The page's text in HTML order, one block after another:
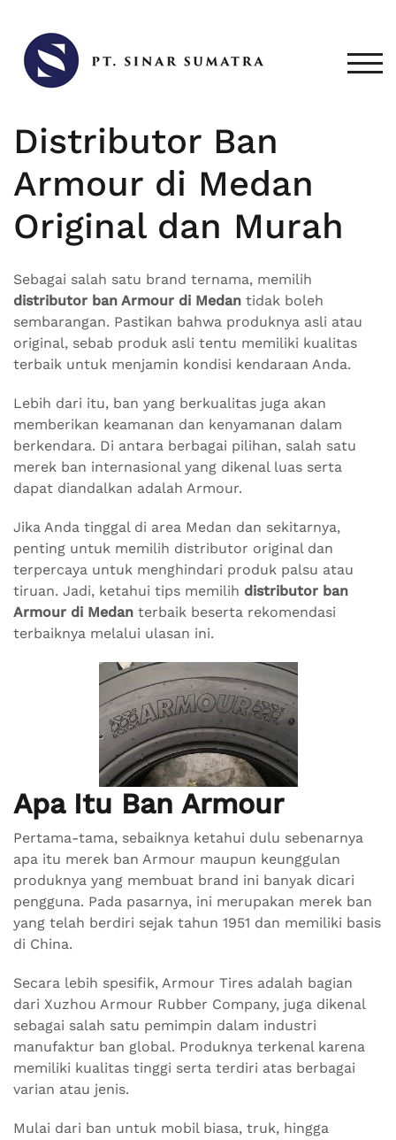
content
Distributor Ban
Armour di Medan
Original dan Murah
Sebagai salah satu brand ternama, memilih
distributor ban Armour di Medan tidak boleh
sembarangan. Pastikan bahwa produknya asli atau
original, sebab produk asli tentu memiliki kualitas
terbaik untuk menjamin kondisi kendaraan Anda.
Lebih dari itu, ban yang berkualitas juga akan
memberikan keamanan dan kenyamanan dalam
berkendara. Di antara berbagai pilihan, salah satu
merek ban internasional yang dikenal luas serta
dapat diandalkan adalah Armour.
Jika Anda tinggal di area Medan dan sekitarnya,
penting untuk memilih distributor original dan
terpercaya untuk menghindari produk palsu atau
tiruan. Jadi, ketahui tips memilih distributor ban
Armour di Medan terbaik beserta rekomendasi
terbaiknya melalui ulasan ini.
Apa Itu Ban Armour
Pertama-tama, sebaiknya ketahui dulu sebenarnya
apa itu merek ban Armour maupun keunggulan
produknya yang membuat brand ini banyak dicari
pengguna. Pada pasarnya, ini merupakan merek ban
yang telah berdiri sejak tahun 1951 dan memiliki basis
di China.
Secara lebih spesifik, Armour Tires adalah bagian
dari Xuzhou Armour Rubber Company, juga dikenal
sebagai salah satu pemimpin dalam industri
manufaktur ban global. Produknya terkenal karena
memiliki kualitas tinggi serta terdiri atas berbagai
varian atau jenis.
Mulai dari ban untuk mobil biasa, truk, hingga